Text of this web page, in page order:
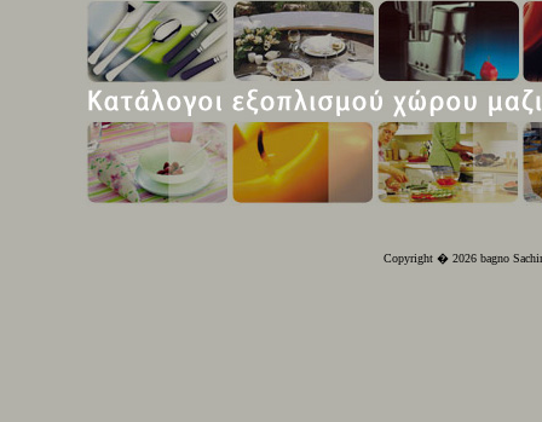
Copyright � 2026 bagno